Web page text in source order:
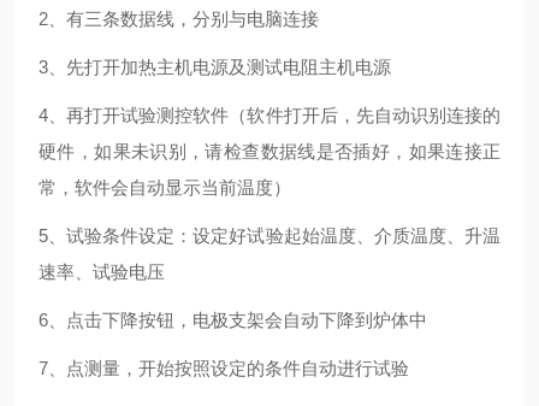
2、有三条数据线，分别与电脑连接
3、先打开加热主机电源及测试电阻主机电源
4、再打开试验测控软件（软件打开后，先自动识别连接的
硬件，如果未识别，请检查数据线是否插好，如果连接正
常，软件会自动显示当前温度）
5、试验条件设定：设定好试验起始温度、介质温度、升温
速率、试验电压
6、点击下降按钮，电极支架会自动下降到炉体中
7、点测量，开始按照设定的条件自动进行试验